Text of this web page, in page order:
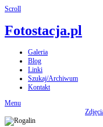
Scroll
Fotostacja.pl
Galeria
Blog
Linki
Szukaj/Archiwum
Kontakt
Menu